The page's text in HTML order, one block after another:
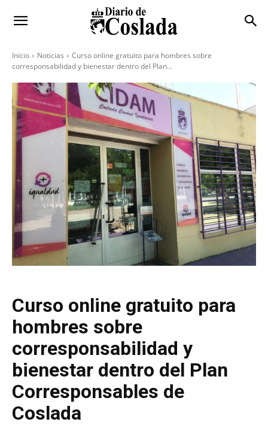
Inicio Noticias
Curso online gratuito para hombres sobre
corresponsabilidad y bienestar dentro del Plan...
Curso online gratuito para
hombres sobre
corresponsabilidad y
bienestar dentro del Plan
Corresponsables de
Coslada